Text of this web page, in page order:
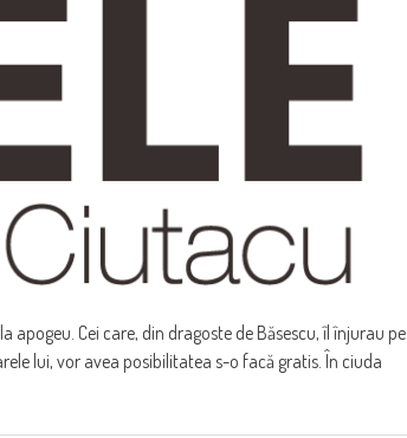
Cei care, din dragoste de Băsescu, îl înjurau pe
lui, vor avea posibilitatea s-o facă gratis. În ciuda